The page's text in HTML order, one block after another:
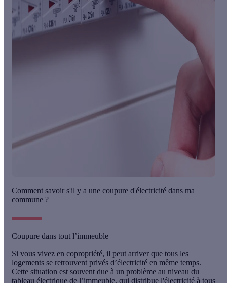
Comment savoir s'il y a une coupure d'électricité dans ma
commune ?
Coupure dans tout l’immeuble
Si vous vivez en copropriété, il peut arriver que tous les
logements se retrouvent privés d’électricité en même temps.
Cette situation est souvent due à un problème au niveau du
tableau électrique de l’immeuble, qui distribue l'électricité à tous